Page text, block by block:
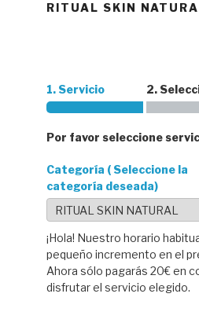
RITUAL SKIN
1. Servicio 2.
Por favor seleccione
Categoría ( Seleccione la
categoría deseada)
¡Hola! Nuestro horario
pequeño incremento en el
Ahora sólo pagarás 20€ en
disfrutar el servicio elegido.